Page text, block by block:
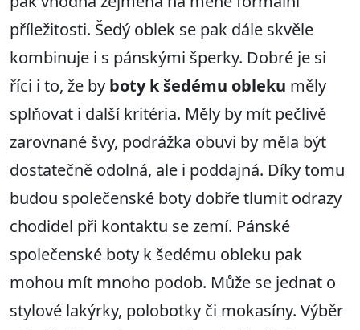
příležitosti. Šedý oblek se pak dále skvěle
kombinuje i s pánskými šperky. Dobré je si
říci i to, že by boty k šedému obleku měly
splňovat i další kritéria. Měly by mít pečlivě
zarovnané švy, podrážka obuvi by měla být
dostatečně odolná, ale i poddajná. Díky tomu
budou společenské boty dobře tlumit odrazy
chodidel při kontaktu se zemí. Pánské
společenské boty k šedému obleku pak
mohou mít mnoho podob. Může se jednat o
stylové lakýrky, polobotky či mokasíny. Výběr